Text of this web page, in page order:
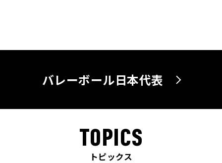
バレーボール日本代表
TOPICS
トピックス